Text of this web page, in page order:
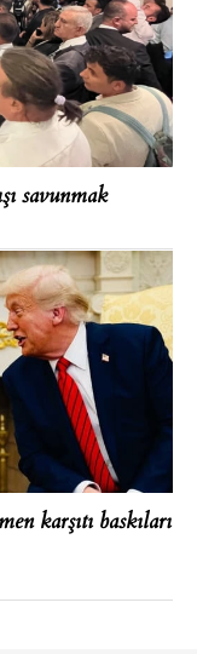
savunmak
karşıtı baskıları